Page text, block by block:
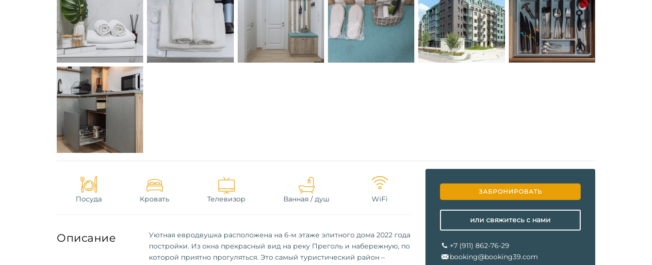
Посуда Кровать Телевизор Ванная / душ WiFi
Описание
Уютная евродвушка расположена на 6-м этаже элитного дома 2022 года
постройки. Из окна прекрасный вид на реку Преголь и набережную, по
которой приятно прогуляться. Это самый туристический район –
ЗАБРОНИРОВАТЬ
или свяжитесь с нами
+7 (911) 862-76-29
booking@booking39.com